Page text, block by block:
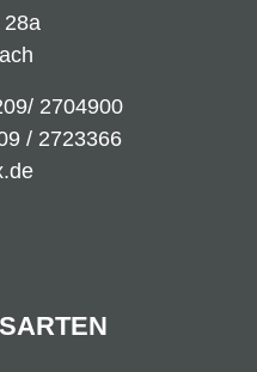
28a
2704900
/ 2723366